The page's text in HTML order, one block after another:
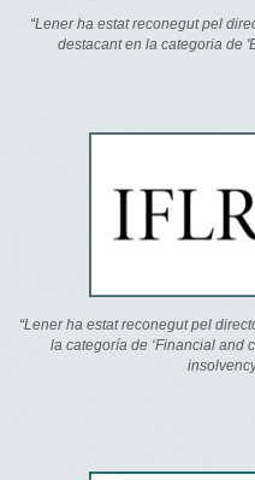
“Lener ha estat reconegut pel
destacant en la categoria de
“Lener ha estat reconegut pel
la categoría de ‘Financial and